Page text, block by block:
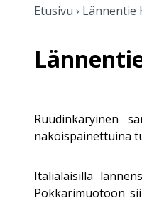
Etusivu › Lännentie
Ruudinkäryinen
näköispainettuina
Italialaisilla
Pokkarimuotoon